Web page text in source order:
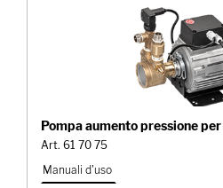
Pompa aumento pressione
Art. 61 70 75
Manuali d'uso